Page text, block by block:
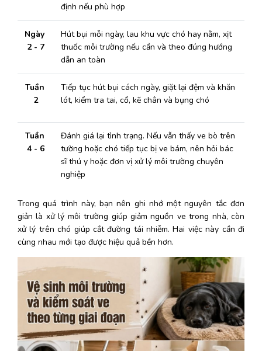
định nếu phù hợp
Ngày
2 - 7
Hút bụi mỗi ngày, lau khu vực chó hay nằm, xịt
thuốc môi trường nếu cần và theo đúng hướng
dẫn an toàn
Tuần
2
Tiếp tục hút bụi cách ngày, giặt lại đệm và khăn
lót, kiểm tra tai, cổ, kẽ chân và bụng chó
Tuần
4 - 6
Đánh giá lại tình trạng. Nếu vẫn thấy ve bò trên
tường hoặc chó tiếp tục bị ve bám, nên hỏi bác
sĩ thú y hoặc đơn vị xử lý môi trường chuyên
nghiệp
Trong quá trình này, bạn nên ghi nhớ một nguyên tắc đơn
giản là xử lý môi trường giúp giảm nguồn ve trong nhà, còn
xử lý trên chó giúp cắt đường tái nhiễm. Hai việc này cần đi
cùng nhau mới tạo được hiệu quả bền hơn.